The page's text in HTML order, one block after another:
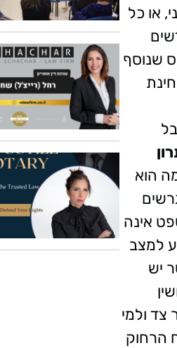
או כל
שנוסף
הוא
אינה
למצב
יש
צד ולמי
הרחוק